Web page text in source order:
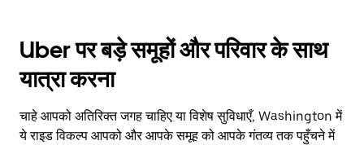
Uber पर बड़े समूहों और परिवार के साथ
यात्रा करना
चाहे आपको अतिरिक्त जगह चाहिए या विशेष सुविधाएँ, Washington में
ये राइड विकल्प आपको और आपके समूह को आपके गंतव्य तक पहुँचने में